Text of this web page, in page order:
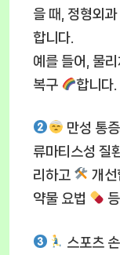
을 때, 정형외과
합니다.
예를 들어, 물리
복구
합니다.
만성 통
류마티스성 질
리하고
개선
약물 요법
스포츠